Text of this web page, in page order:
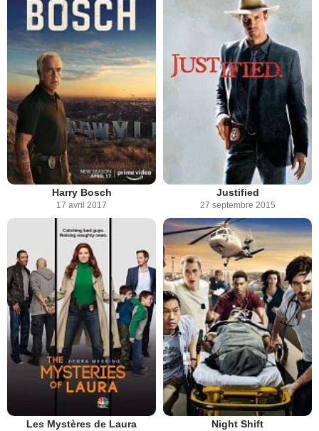
Harry Bosch
17 avril 2017
Justified
27 septembre 2015
Les Mystères de Laura Night Shift